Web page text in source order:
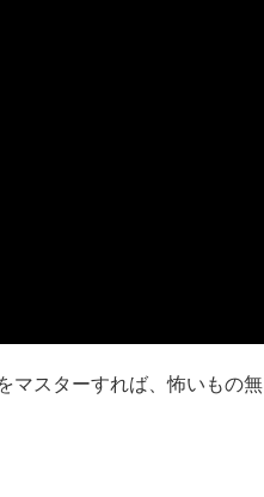
マスターすれば、怖いもの無